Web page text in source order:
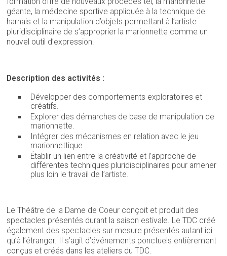
géante, la médecine sportive appliquée à la technique de
harnais et la manipulation d’objets permettant à l’artiste
pluridisciplinaire de s’approprier la marionnette comme un
nouvel outil d’expression.
Description des activités :
Développer des comportements exploratoires et
créatifs.
Explorer des démarches de base de manipulation de
marionnette.
Intégrer des mécanismes en relation avec le jeu
marionnettique.
Établir un lien entre la créativité et l’approche de
différentes techniques pluridisciplinaires pour amener
plus loin le travail de l’artiste.
Le Théâtre de la Dame de Coeur conçoit et produit des
spectacles présentés durant la saison estivale. Le TDC créé
également des spectacles sur mesure présentés autant ici
qu’à l’étranger. Il s’agit d’événements ponctuels entièrement
conçus et créés dans les ateliers du TDC.